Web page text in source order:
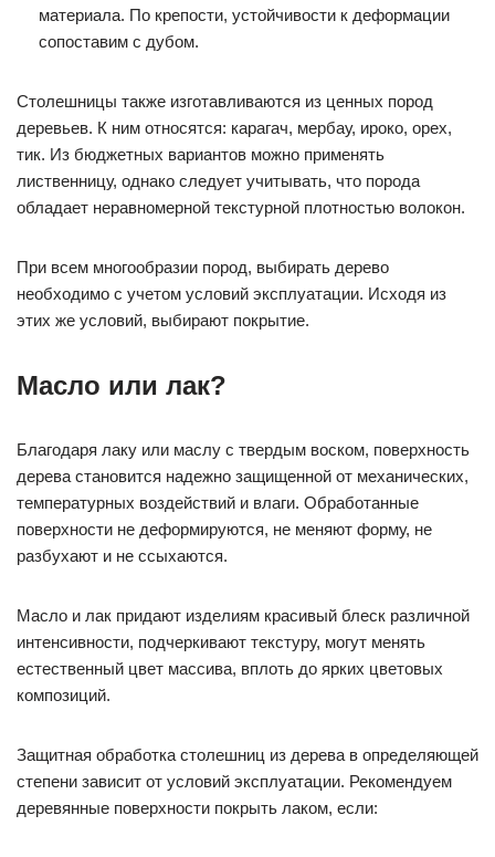
материала. По крепости, устойчивости к деформации
сопоставим с дубом.
Столешницы также изготавливаются из ценных пород
деревьев. К ним относятся: карагач, мербау, ироко, орех,
тик. Из бюджетных вариантов можно применять
лиственницу, однако следует учитывать, что порода
обладает неравномерной текстурной плотностью волокон.
При всем многообразии пород, выбирать дерево
необходимо с учетом условий эксплуатации. Исходя из
этих же условий, выбирают покрытие.
Масло или лак?
Благодаря лаку или маслу с твердым воском, поверхность
дерева становится надежно защищенной от механических,
температурных воздействий и влаги. Обработанные
поверхности не деформируются, не меняют форму, не
разбухают и не ссыхаются.
Масло и лак придают изделиям красивый блеск различной
интенсивности, подчеркивают текстуру, могут менять
естественный цвет массива, вплоть до ярких цветовых
композиций.
Защитная обработка столешниц из дерева в определяющей
степени зависит от условий эксплуатации. Рекомендуем
деревянные поверхности покрыть лаком, если: